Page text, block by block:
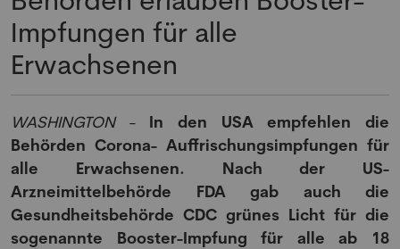
Impfungen für alle
Erwachsenen
WASHINGTON- In den USA empfehlen die
Behörden Corona- Auffrischungsimpfungen für
alle Erwachsenen. Nach der US-
Arzneimittelbehörde FDA gab auch die
Gesundheitsbehörde CDC grünes Licht für die
sogenannte Booster-Impfung für alle ab 18